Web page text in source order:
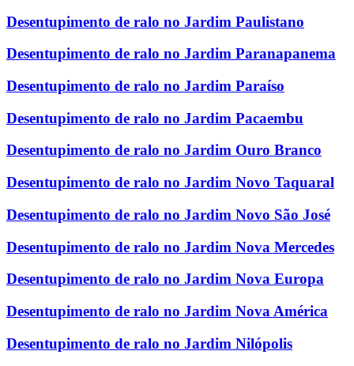
Desentupimento de ralo no Jardim Paulistano
Desentupimento de ralo no Jardim Paranapanema
Desentupimento de ralo no Jardim Paraíso
Desentupimento de ralo no Jardim Pacaembu
Desentupimento de ralo no Jardim Ouro Branco
Desentupimento de ralo no Jardim Novo Taquaral
Desentupimento de ralo no Jardim Novo São José
Desentupimento de ralo no Jardim Nova Mercedes
Desentupimento de ralo no Jardim Nova Europa
Desentupimento de ralo no Jardim Nova América
Desentupimento de ralo no Jardim Nilópolis